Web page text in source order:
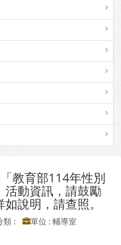
教育部114年性別
活動資訊，請鼓勵
說明，請查照。
類 :
單位 : 輔導室